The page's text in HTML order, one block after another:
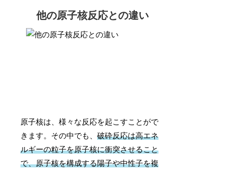
他の原子核反応との違い
原子核は、様々な反応を起こすことがで
きます。その中でも、破砕反応は高エネ
ルギーの粒子を原子核に衝突させること
で、原子核を構成する陽子や中性子を複